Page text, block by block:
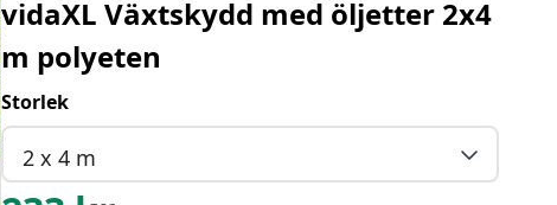
vidaXL Växtskydd med öljetter 2x4
m polyeten
Storlek
2 x 4 m